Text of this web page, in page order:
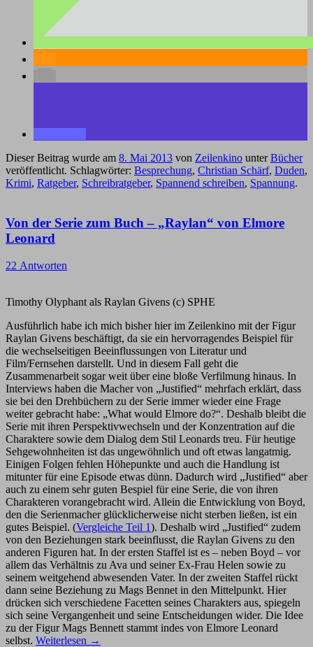
Dieser Beitrag wurde am 8. Mai 2013 von Zeilenkino unterBücher
veröffentlicht. Schlagwörter: Besprechung, Christian Schärf, Duden,
Krimi, Ratgeber, Schreibratgeber, Spannend schreiben, Spannung.
Von der Serie zum Buch – „Raylan“ von Elmore
Leonard
22 Antworten
Timothy Olyphant als Raylan Givens (c) SPHE
Ausführlich habe ich mich bisher hier im Zeilenkino mit der Figur
Raylan Givens beschäftigt, da sie ein hervorragendes Beispiel für
die wechselseitigen Beeinflussungen von Literatur und
Film/Fernsehen darstellt. Und in diesem Fall geht die
Zusammenarbeit sogar weit über eine bloße Verfilmung hinaus. In
Interviews haben die Macher von „Justified“ mehrfach erklärt, dass
sie bei den Drehbüchern zu der Serie immer wieder eine Frage
weiter gebracht habe: „What would Elmore do?“. Deshalb bleibt die
Serie mit ihren Perspektivwechseln und der Konzentration auf die
Charaktere sowie dem Dialog dem Stil Leonards treu. Für heutige
Sehgewohnheiten ist das ungewöhnlich und oft etwas langatmig.
Einigen Folgen fehlen Höhepunkte und auch die Handlung ist
mitunter für eine Episode etwas dünn. Dadurch wird „Justified“ aber
auch zu einem sehr guten Bespiel für eine Serie, die von ihren
Charakteren vorangebracht wird. Allein die Entwicklung von Boyd,
den die Serienmacher glücklicherweise nicht sterben ließen, ist ein
gutes Beispiel. (Vergleiche Teil 1). Deshalb wird „Justified“ zudem
von den Beziehungen stark beeinflusst, die Raylan Givens zu den
anderen Figuren hat. In der ersten Staffel ist es – neben Boyd – vor
allem das Verhältnis zu Ava und seiner Ex-Frau Helen sowie zu
seinem weitgehend abwesenden Vater. In der zweiten Staffel rückt
dann seine Beziehung zu Mags Bennet in den Mittelpunkt. Hier
drücken sich verschiedene Facetten seines Charakters aus, spiegeln
sich seine Vergangenheit und seine Entscheidungen wider. Die Idee
zu der Figur Mags Bennett stammt indes von Elmore Leonard
selbst. Weiterlesen →